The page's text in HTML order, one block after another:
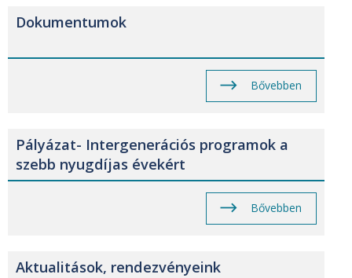
Dokumentumok
Bővebben
Pályázat- Intergenerációs programok a
szebb nyugdíjas évekért
Bővebben
Aktualitások, rendezvényeink